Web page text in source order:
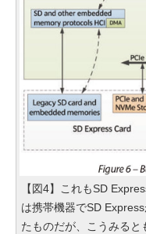
【図4】これもSD
は携帯機器でSD
たものだが、こうみると